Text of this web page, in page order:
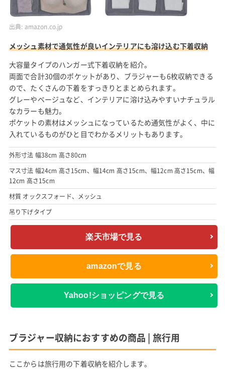
出典: amazon.co.jp
メッシュ素材で通気性が良いインテリアにも溶け込む下着収納
大容量タイプのハンガー式下着収納を紹介。
両面で合計30個のポケットがあり、ブラジャーも6枚収納できる
ので、たくさんの下着をすっきりとまとめられます。
グレーやベージュなど、インテリアに溶け込みやすいナチュラル
なカラーも魅力。
ポケットの素材はメッシュになっているため通気性がよく、中に
入れているものがひと目でわかるメリットもあります。
外形寸法 幅38cm 高さ80cm
マス寸法 幅24cm 高さ15cm、幅14cm 高さ15cm、幅12cm 高さ15cm、幅
12cm 高さ15cm
材質 オックスフォード、メッシュ
吊り下げタイプ
楽天市場で見る
amazonで見る
Yahoo!ショッピングで見る
ブラジャー収納におすすめの商品 | 旅行用
ここからは旅行用の下着収納を紹介します。